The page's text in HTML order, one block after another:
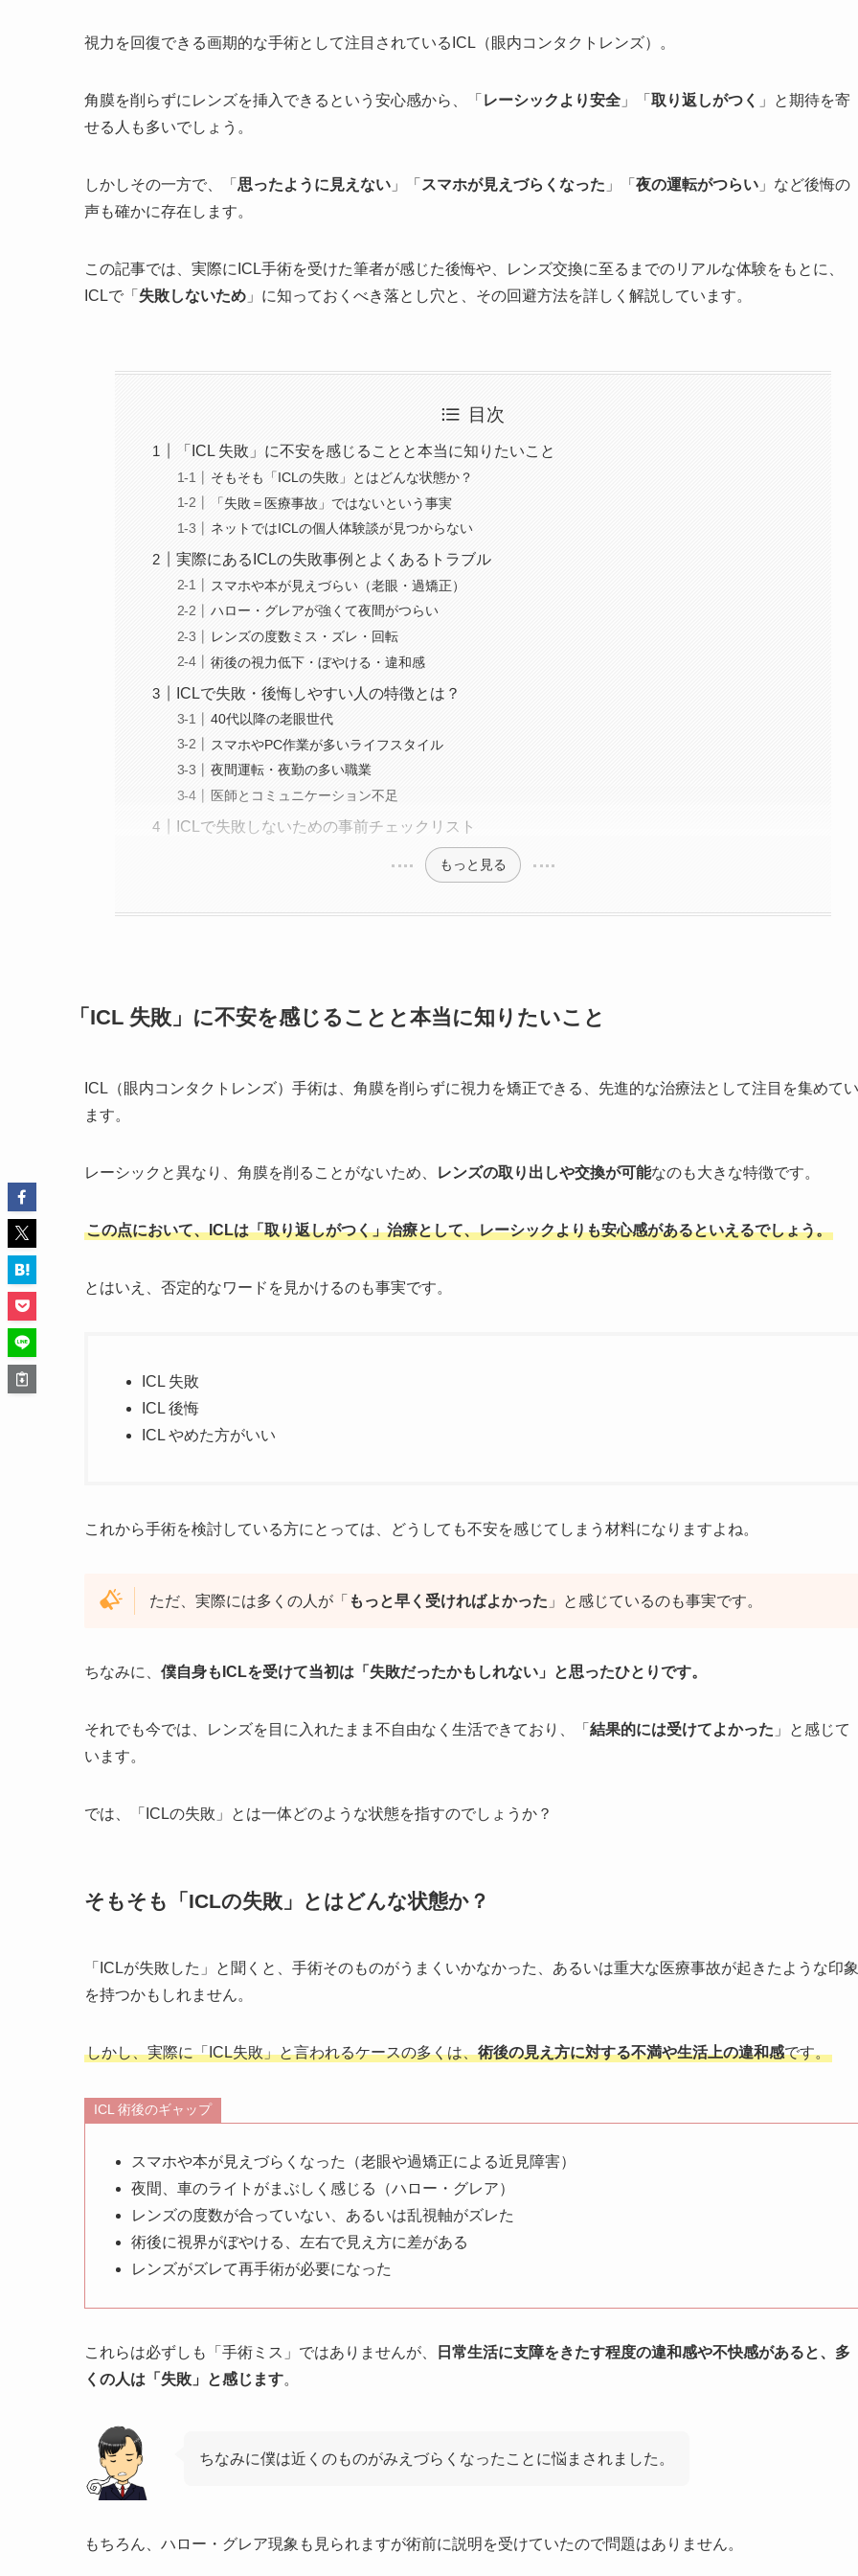
視力を回復できる画期的な手術として注目されているICL（眼内コンタクトレンズ）。
角膜を削らずにレンズを挿入できるという安心感から、「 レーシックより安全 」「 取り返しがつく
」と期待を寄
せる人も多いでしょう。
しかしその一方で、「 思ったように見えない 」「 スマホが見えづらくなった 」「 夜の運転がつらい 」など後悔の
声も確かに存在します。
この記事では、実際にICL手術を受けた筆者が感じた後悔や、レンズ交換に至るまでのリアルな体験をもとに、
ICLで「 失敗しないため 」に知っておくべき落とし穴と、その回避方法を詳しく解説しています。
目次
「ICL 失敗」に不安を感じることと本当に知りたいこと
そもそも「ICLの失敗」とはどんな状態か？
「失敗＝医療事故」ではないという事実
ネットではICLの個人体験談が見つからない
実際にあるICLの失敗事例とよくあるトラブル
スマホや本が見えづらい（老眼・過矯正）
ハロー・グレアが強くて夜間がつらい
レンズの度数ミス・ズレ・回転
術後の視力低下・ぼやける・違和感
ICLで失敗・後悔しやすい人の特徴とは？
40代以降の老眼世代
スマホやPC作業が多いライフスタイル
夜間運転・夜勤の多い職業
医師とコミュニケーション不足
ICLで失敗しないための事前チェックリスト
もっと見る
「ICL 失敗」に不安を感じることと本当に知りたいこと
ICL（眼内コンタクトレンズ）手術は、角膜を削らずに視力を矯正できる、先進的な治療法として注目を集めてい
ます。
レーシックと異なり、角膜を削ることがないため、 レンズの取り出しや交換が可能なのも大きな特徴です。
この点において、ICLは「取り返しがつく」治療として、レーシックよりも安心感があるといえるでしょう。
とはいえ、否定的なワードを見かけるのも事実です。
ICL 失敗
ICL 後悔
ICL やめた方がいい
これから手術を検討している方にとっては、どうしても不安を感じてしまう材料になりますよね。
ただ、実際には多くの人が「 もっと早く受ければよかった 」と感じているのも事実です。
ちなみに、 僕自身もICLを受けて当初は「失敗だったかもしれない」と思ったひとりです。
それでも今では、レンズを目に入れたまま不自由なく生活できており、「 結果的には受けてよかった 」と感じて
います。
では、「ICLの失敗」とは一体どのような状態を指すのでしょうか？
そもそも「ICLの失敗」とはどんな状態か？
「ICLが失敗した」と聞くと、手術そのものがうまくいかなかった、あるいは重大な医療事故が起きたような印象
を持つかもしれません。
しかし、実際に「ICL失敗」と言われるケースの多くは、術後の見え方に対する不満や生活上の違和感です。
ICL 術後のギャップ
スマホや本が見えづらくなった（老眼や過矯正による近見障害）
夜間、車のライトがまぶしく感じる（ハロー・グレア）
レンズの度数が合っていない、あるいは乱視軸がズレた
術後に視界がぼやける、左右で見え方に差がある
レンズがズレて再手術が必要になった
これらは必ずしも「手術ミス」ではありませんが、
日常生活に支障をきたす程度の違和感や不快感があると、多
くの人は「失敗」と感じます。
ちなみに僕は近くのものがみえづらくなったことに悩まされました。
もちろん、ハロー・グレア現象も見られますが術前に説明を受けていたので問題はありません。